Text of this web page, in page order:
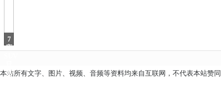
7
座
要
本站所有文字、图片、视频、音频等资料均来自互联网，不代表本站赞同